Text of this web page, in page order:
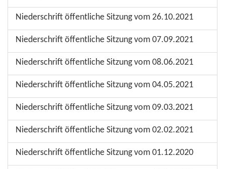
Niederschrift öffentliche Sitzung vom 26.10.2021
Niederschrift öffentliche Sitzung vom 07.09.2021
Niederschrift öffentliche Sitzung vom 08.06.2021
Niederschrift öffentliche Sitzung vom 04.05.2021
Niederschrift öffentliche Sitzung vom 09.03.2021
Niederschrift öffentliche Sitzung vom 02.02.2021
Niederschrift öffentliche Sitzung vom 01.12.2020